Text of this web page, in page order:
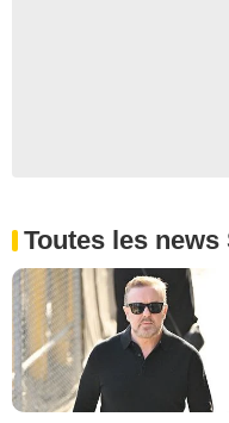
Toutes les news